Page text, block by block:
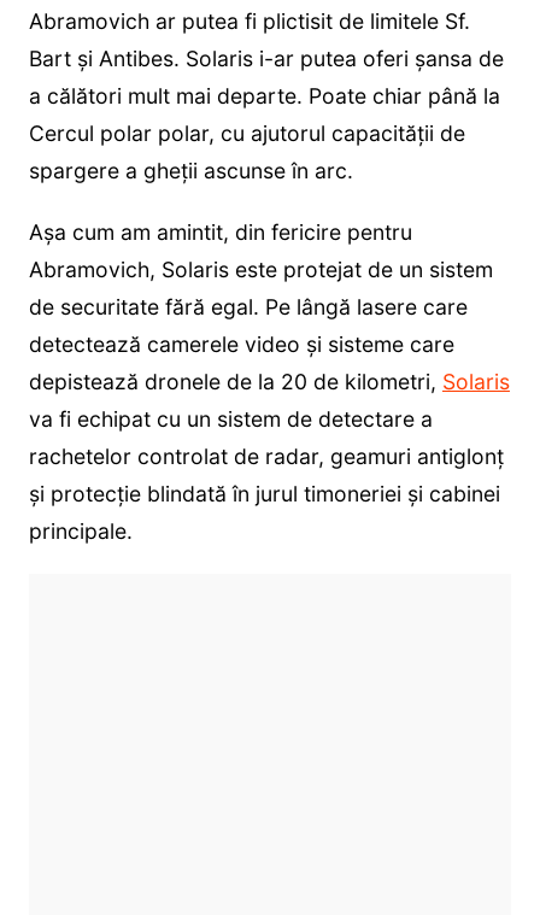
Abramovich ar putea fi plictisit de limitele Sf.
Bart și Antibes. Solaris i-ar putea oferi șansa de
a călători mult mai departe. Poate chiar până la
Cercul polar polar, cu ajutorul capacității de
spargere a gheții ascunse în arc.
Așa cum am amintit, din fericire pentru
Abramovich, Solaris este protejat de un sistem
de securitate fără egal. Pe lângă lasere care
detectează camerele video și sisteme care
depistează dronele de la 20 de kilometri, Solaris
va fi echipat cu un sistem de detectare a
rachetelor controlat de radar, geamuri antiglonț
și protecție blindată în jurul timoneriei și cabinei
principale.